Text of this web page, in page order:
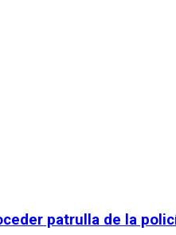
patrulla de la